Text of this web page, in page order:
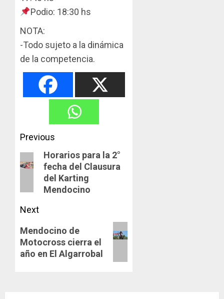
Podio: 18:30 hs
NOTA:
-Todo sujeto a la dinámica
de la competencia.
Post
navigation
Previous
Previous
post:
Horarios para la 2°
fecha del Clausura
del Karting
Mendocino
Next
Next
post:
Mendocino de
Motocross cierra el
año en El Algarrobal